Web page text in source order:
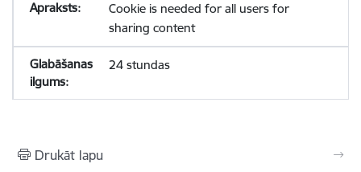
Cookie is needed for all users for
sharing content
24 stundas
Drukāt lapu